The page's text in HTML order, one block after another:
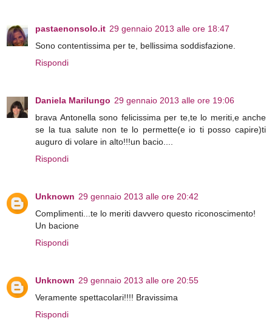
pastaenonsolo.it 29 gennaio 2013 alle ore 18:47
Sono contentissima per te, bellissima soddisfazione.
Rispondi
Daniela Marilungo 29 gennaio 2013 alle ore 19:06
brava Antonella sono felicissima per te,te lo meriti,e anche
se la tua salute non te lo permette(e io ti posso capire)ti
auguro di volare in alto!!!un bacio....
Rispondi
Unknown 29 gennaio 2013 alle ore 20:42
Complimenti...te lo meriti davvero questo riconoscimento!
Un bacione
Rispondi
Unknown 29 gennaio 2013 alle ore 20:55
Veramente spettacolari!!!! Bravissima
Rispondi